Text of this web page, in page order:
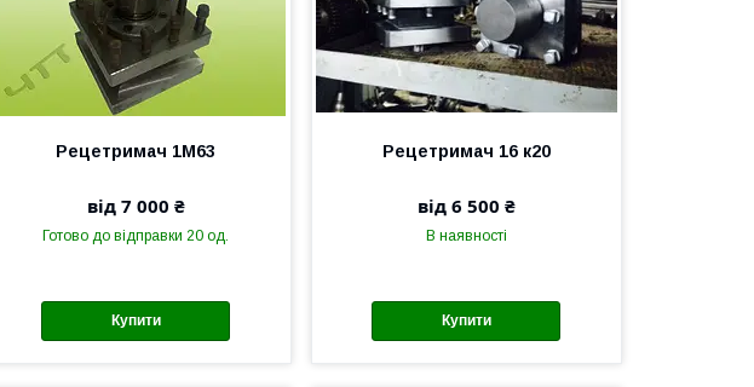
Рецетримач 1М63
від 7 000 ₴
Готово до відправки 20 од.
Купити
Рецетримач 16 к20
від 6 500 ₴
В наявності
Купити